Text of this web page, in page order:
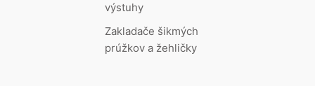
výstuhy
Zakladače šikmých
prúžkov a žehličky